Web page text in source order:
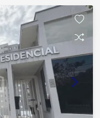
Centro de
serviços
Condomínio
lazer e
qualidade de